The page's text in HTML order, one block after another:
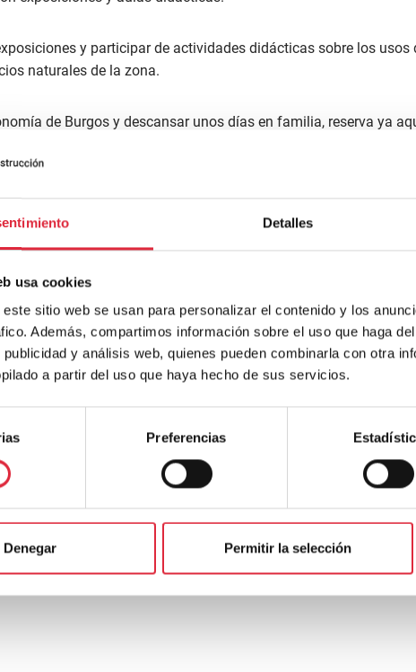
Detalles
usa cookies
sitio web se usan para personalizar el contenido y los
Además, compartimos información sobre el uso que haga
y análisis web, quienes pueden combinarla con otra
a partir del uso que haya hecho de sus servicios.
Preferencias
Denegar Permitir la selección
y participar de actividades didácticas sobre los usos
naturales de la zona.
de Burgos y descansar unos días en familia, reserva ya
que combina pino de Soria y Burgos, piedra y
del Comunero de Revenga (…)”
lo compartas en tus redes sociales.
redes: